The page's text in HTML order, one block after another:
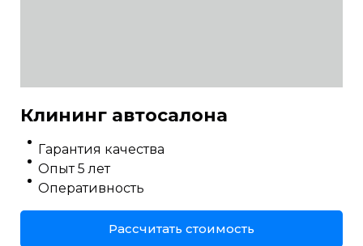
Клининг автосалона
Гарантия качества
Опыт 5 лет
Оперативность
Рассчитать стоимость